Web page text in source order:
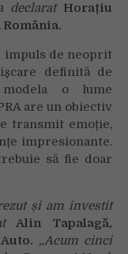
declarat Horațiu
impuls de neoprit
definită de
o lume
are un obiectiv
transmit emoție,
impresionante.
să fie doar
și am investit
Alin Tapalagă,
„Acum cinci